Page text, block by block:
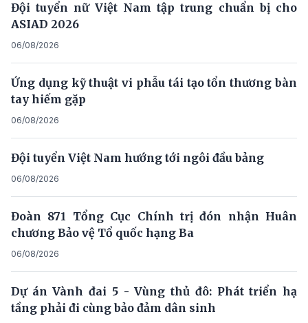
Đội tuyển nữ Việt Nam tập trung chuẩn bị cho
ASIAD 2026
06/08/2026
Ứng dụng kỹ thuật vi phẫu tái tạo tổn thương bàn
tay hiếm gặp
06/08/2026
Đội tuyển Việt Nam hướng tới ngôi đầu bảng
06/08/2026
Đoàn 871 Tổng Cục Chính trị đón nhận Huân
chương Bảo vệ Tổ quốc hạng Ba
06/08/2026
Dự án Vành đai 5 - Vùng thủ đô: Phát triển hạ
tầng phải đi cùng bảo đảm dân sinh